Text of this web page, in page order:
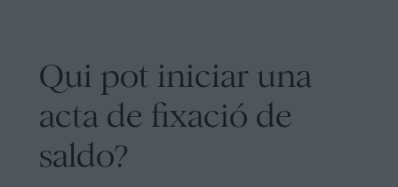
Qui pot iniciar una
acta de fixació de
saldo?